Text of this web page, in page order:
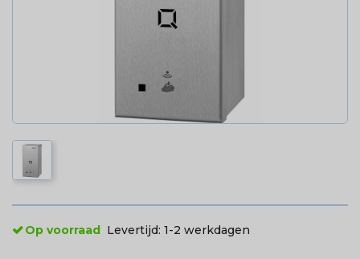
Op voorraad Levertijd: 1-2 werkdagen